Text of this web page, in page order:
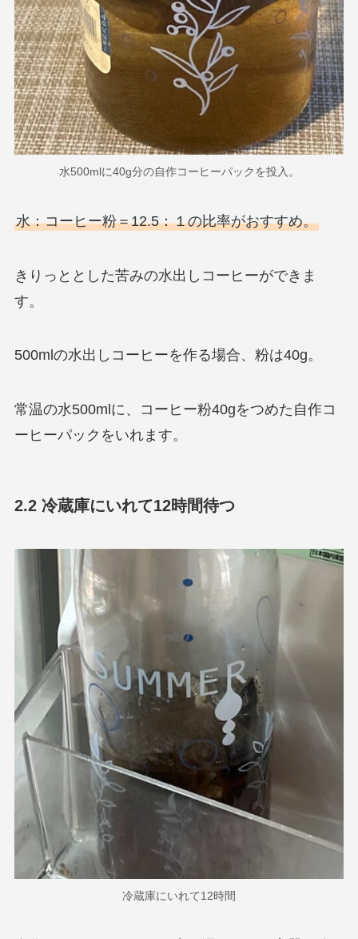
水500mlに40g分の自作コーヒーパックを投入。
水：コーヒー粉＝12.5：１の比率がおすすめ。
きりっととした苦みの水出しコーヒーができま
す。
500mlの水出しコーヒーを作る場合、粉は40g。
常温の水500mlに、コーヒー粉40gをつめた自作コ
ーヒーパックをいれます。
2.2 冷蔵庫にいれて12時間待つ
冷蔵庫にいれて12時間